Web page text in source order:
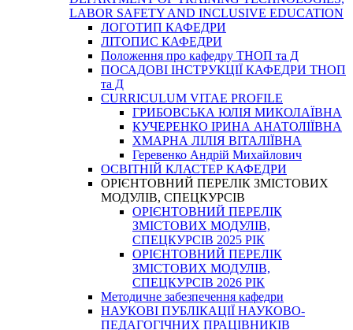
LABOR SAFETY AND INCLUSIVE EDUCATION
ЛОГОТИП КАФЕДРИ
ЛІТОПИС КАФЕДРИ
Положення про кафедру ТНОП та Д
ПОСАДОВІ ІНСТРУКЦІЇ КАФЕДРИ ТНОП
та Д
CURRICULUM VITAE PROFILE
ГРИБОВСЬКА ЮЛІЯ МИКОЛАЇВНА
КУЧЕРЕНКО ІРИНА АНАТОЛІЇВНА
ХМАРНА ЛІЛІЯ ВІТАЛІЇВНА
Геревенко Андрій Михайлович
ОСВІТНІЙ КЛАСТЕР КАФЕДРИ
ОРІЄНТОВНИЙ ПЕРЕЛІК ЗМІСТОВИХ
МОДУЛІВ, СПЕЦКУРСІВ
ОРІЄНТОВНИЙ ПЕРЕЛІК
ЗМІСТОВИХ МОДУЛІВ,
СПЕЦКУРСІВ 2025 РІК
ОРІЄНТОВНИЙ ПЕРЕЛІК
ЗМІСТОВИХ МОДУЛІВ,
СПЕЦКУРСІВ 2026 РІК
Методичне забезпечення кафедри
НАУКОВІ ПУБЛІКАЦІЇ НАУКОВО-
ПЕДАГОГІЧНИХ ПРАЦІВНИКІВ